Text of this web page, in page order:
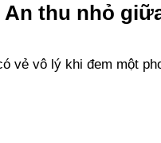
thu nhỏ
vẻ vô lý khi đem một